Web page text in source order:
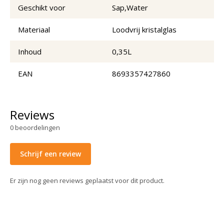
Geschikt voor Sap,Water
Materiaal Loodvrij kristalglas
Inhoud 0,35L
EAN 8693357427860
Reviews
0beoordelingen
Schrijf een review
Er zijn nog geen reviews geplaatst voor dit product.